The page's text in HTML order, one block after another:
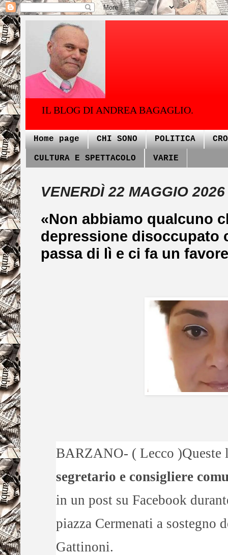
IL BLOG DI ANDREA BAGAGLIO.
Home page CHI SONO POLITICA
CULTURA E SPETTACOLO VARIE
VENERDÌ 22 MAGGIO 2026
«Non abbiamo qualcuno
depressione disoccupato
passa di lì e ci fa un
BARZANO- ( Lecco )Queste
segretario e consigliere
in un post su Facebook
piazza Cermenati a sostegno
Gattinoni.